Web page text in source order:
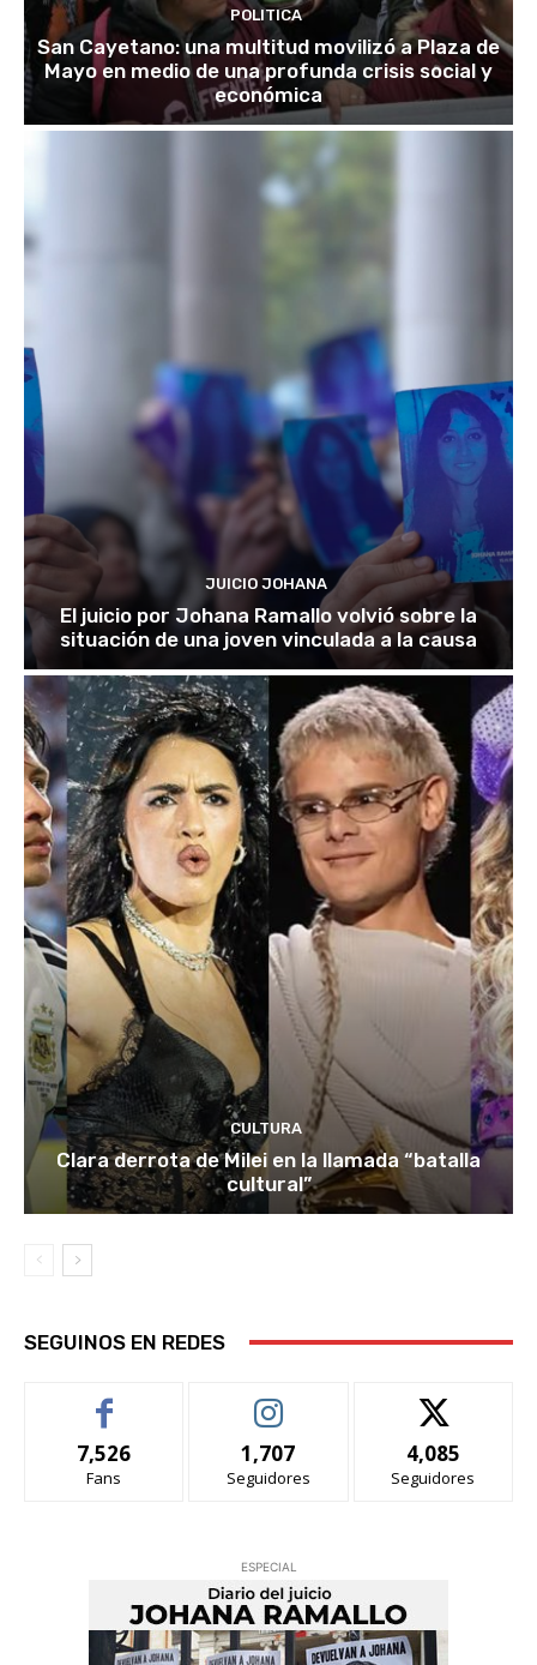
POLITICA
San Cayetano: una multitud movilizó a Plaza de
Mayo en medio de una profunda crisis social y
económica
JUICIO JOHANA
El juicio por Johana Ramallo volvió sobre la
situación de una joven vinculada a la causa
CULTURA
Clara derrota de Milei en la llamada “batalla
cultural”
SEGUINOS EN REDES
7,526
Fans
1,707
Seguidores
4,085
Seguidores
ESPECIAL